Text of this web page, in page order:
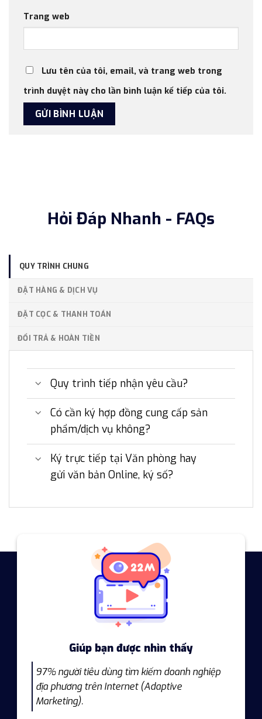
Trang web
Lưu tên của tôi, email, và trang web trong
trình duyệt này cho lần bình luận kế tiếp của tôi.
Hỏi Đáp Nhanh - FAQs
QUY TRÌNH CHUNG
ĐẶT HÀNG & DỊCH VỤ
ĐẶT CỌC & THANH TOÁN
ĐỔI TRẢ & HOÀN TIỀN
Quy trình tiếp nhận yêu cầu?
Có cần ký hợp đồng cung cấp sản
phẩm/dịch vụ không?
Ký trực tiếp tại Văn phòng hay
gửi văn bản Online, ký số?
Giúp bạn được nhìn thấy
97% người tiêu dùng tìm kiếm doanh nghiệp
địa phương trên Internet (Adaptive
Marketing).